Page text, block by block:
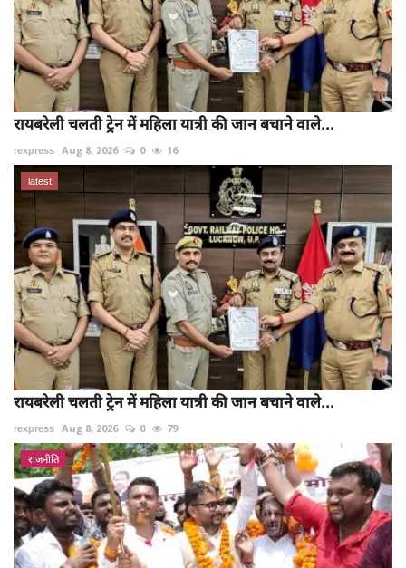
रायबरेली चलती ट्रेन में महिला यात्री की जान बचाने वाले...
rexpress Aug 8, 2026 0 16
latest
रायबरेली चलती ट्रेन में महिला यात्री की जान बचाने वाले...
rexpress Aug 8, 2026 0 79
राजनीति